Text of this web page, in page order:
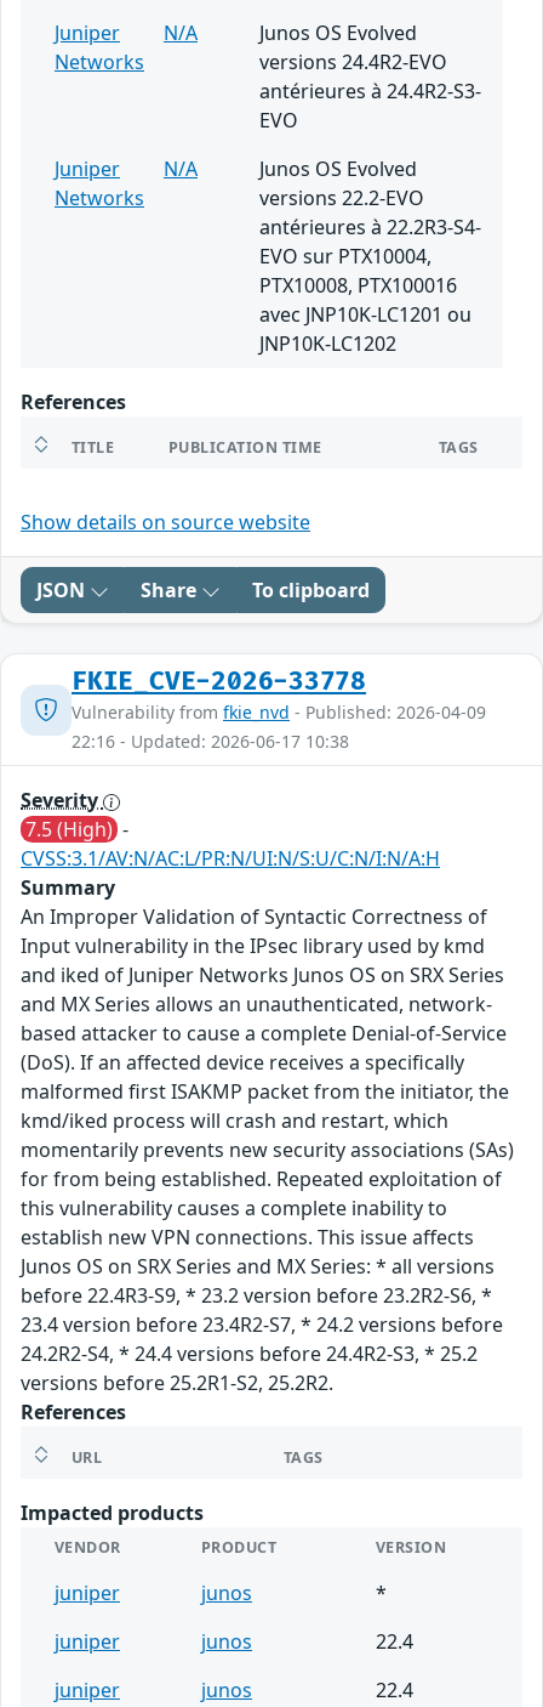
Juniper
Networks
N/A
Junos OS Evolved
versions 24.4R2-EVO
antérieures à 24.4R2-S3-
EVO
Juniper
Networks
N/A
Junos OS Evolved
versions 22.2-EVO
antérieures à 22.2R3-S4-
EVO sur PTX10004,
PTX10008, PTX100016
avec JNP10K-LC1201 ou
JNP10K-LC1202
References
TITLE PUBLICATION TIME TAGS
Show details on source website
JSON Share To clipboard
FKIE_CVE-2026-33778
Vulnerability from fkie_nvd - Published: 2026-04-09
22:16 - Updated: 2026-06-17 10:38
Severity
7.5 (High) -
CVSS:3.1/AV:N/AC:L/PR:N/UI:N/S:U/C:N/I:N/A:H
Summary
An Improper Validation of Syntactic Correctness of
Input vulnerability in the IPsec library used by kmd
and iked of Juniper Networks Junos OS on SRX Series
and MX Series allows an unauthenticated, network-
based attacker to cause a complete Denial-of-Service
(DoS). If an affected device receives a specifically
malformed first ISAKMP packet from the initiator, the
kmd/iked process will crash and restart, which
momentarily prevents new security associations (SAs)
for from being established. Repeated exploitation of
this vulnerability causes a complete inability to
establish new VPN connections. This issue affects
Junos OS on SRX Series and MX Series: * all versions
before 22.4R3-S9, * 23.2 version before 23.2R2-S6, *
23.4 version before 23.4R2-S7, * 24.2 versions before
24.2R2-S4, * 24.4 versions before 24.4R2-S3, * 25.2
versions before 25.2R1-S2, 25.2R2.
References
URL TAGS
Impacted products
VENDOR PRODUCT VERSION
juniper junos
*
juniper
junos
22.4
juniper
junos 22.4